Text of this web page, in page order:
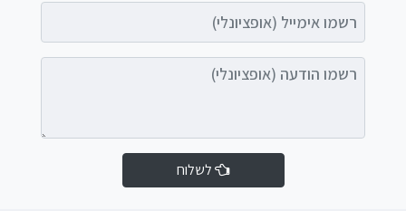
רשמו הודעה (אופציונלי)
לשלוח